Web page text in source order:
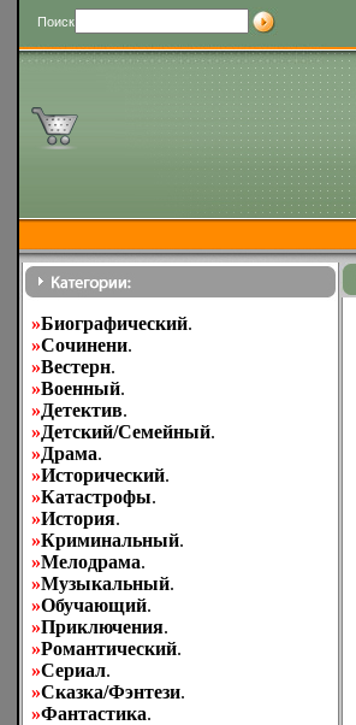
Поиск
»Биографический.
»Cочинени.
»Вестерн.
»Военный.
»Детектив.
»Детский/Семейный.
»Драма.
»Исторический.
»Катастрофы.
»История.
»Криминальный.
»Мелодрама.
»Музыкальный.
»Обучающий.
»Приключения.
»Романтический.
»Сериал.
»Сказка/Фэнтези.
»Фантастика.